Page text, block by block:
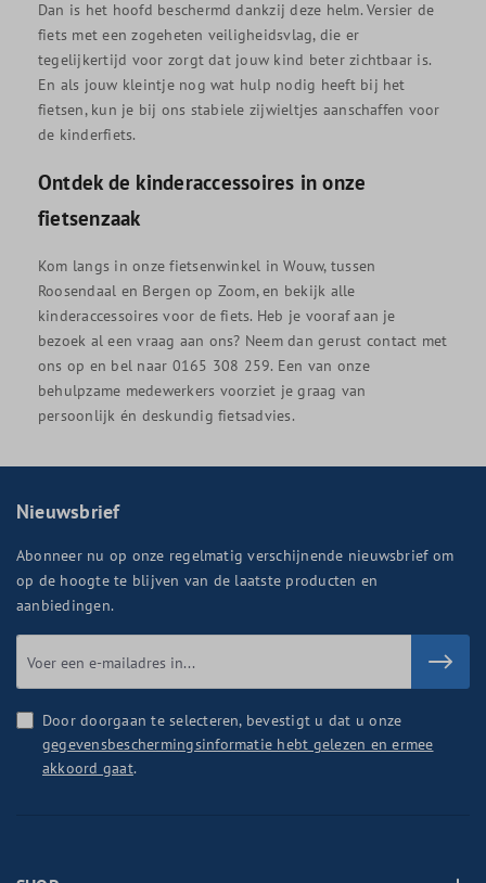
Dan is het hoofd beschermd dankzij deze helm. Versier de
fiets met een zogeheten veiligheidsvlag, die er
tegelijkertijd voor zorgt dat jouw kind beter zichtbaar is.
En als jouw kleintje nog wat hulp nodig heeft bij het
fietsen, kun je bij ons stabiele zijwieltjes aanschaffen voor
de kinderfiets.
Ontdek de kinderaccessoires in onze
fietsenzaak
Kom langs in onze fietsenwinkel in Wouw, tussen
Roosendaal en Bergen op Zoom, en bekijk alle
kinderaccessoires voor de fiets. Heb je vooraf aan je
bezoek al een vraag aan ons? Neem dan gerust contact met
ons op en bel naar 0165 308 259. Een van onze
behulpzame medewerkers voorziet je graag van
persoonlijk én deskundig fietsadvies.
Nieuwsbrief
Abonneer nu op onze regelmatig verschijnende nieuwsbrief om
op de hoogte te blijven van de laatste producten en
aanbiedingen.
Door doorgaan te selecteren, bevestigt u dat u onze
gegevensbeschermingsinformatie hebt gelezen en ermee
akkoord gaat.